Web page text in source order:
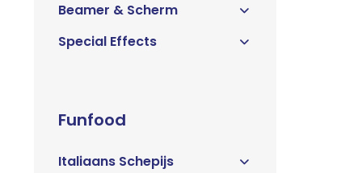
Beamer & Scherm
Special Effects
Funfood
Italiaans Schepijs